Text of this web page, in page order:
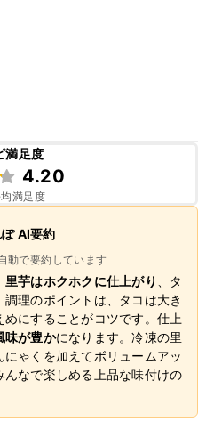
満足度
4.20
満足度
AI要約
動で要約しています
里芋はホクホクに仕上がり
、タ
理のポイントは、タコは大き
にすることがコツです。仕上
味が豊かになります。冷凍の里
ゃくを加えてボリュームアッ
なで楽しめる上品な味付けの